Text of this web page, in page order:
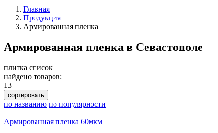
Главная
Продукция
Армированная пленка
Армированная пленка в Севастополе
плитка список
найдено товаров:
13
сортировать
по названию по популярности
Армированная пленка 60мкм